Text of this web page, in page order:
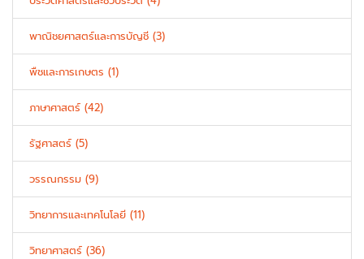
พาณิชยศาสตร์และการบัญชี (3)
พืชและการเกษตร (1)
ภาษาศาสตร์ (42)
รัฐศาสตร์ (5)
วรรณกรรม (9)
วิทยาการและเทคโนโลยี (11)
วิทยาศาสตร์ (36)